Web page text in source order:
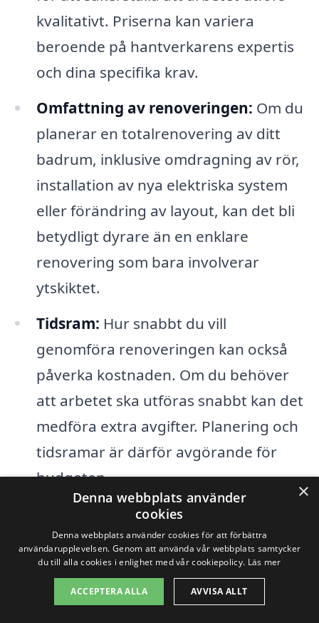
kvalitativt. Priserna kan variera
beroende på hantverkarens expertis
och dina specifika krav.
Omfattning av renoveringen: Om du
planerar en totalrenovering av ditt
badrum, inklusive omdragning av rör,
installation av nya elektriska system
eller förändring av layout, kan det bli
betydligt dyrare än en enklare
renovering som bara involverar
ytskiktet.
Tidsram: Hur snabbt du vill
genomföra renoveringen kan också
påverka kostnaden. Om du behöver
att arbetet ska utföras snabbt kan det
medföra extra avgifter. Planering och
tidsramar är därför avgörande för
budgeten.
Att förstå dessa faktorer kan hjälpa dig att
fatta informerade beslut när du
överväger en badrumsrenovering i
Billingsfors. Genom att samla in offerter
×
Denna webbplats använder
cookies
Denna webbplats använder cookies för att förbättra
användarupplevelsen. Genom att använda vår webbplats samtycker
du till alla cookies i enlighet med vår cookiepolicy. Läs mer
ACCEPTERA ALLA AVVISA ALLT